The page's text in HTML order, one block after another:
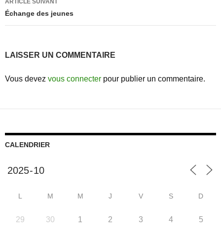
ARTICLE SUIVANT
Échange des jeunes
LAISSER UN COMMENTAIRE
Vous devez vous connecter pour publier un commentaire.
CALENDRIER
L M M J V S D
29 30 1 2 3 4 5